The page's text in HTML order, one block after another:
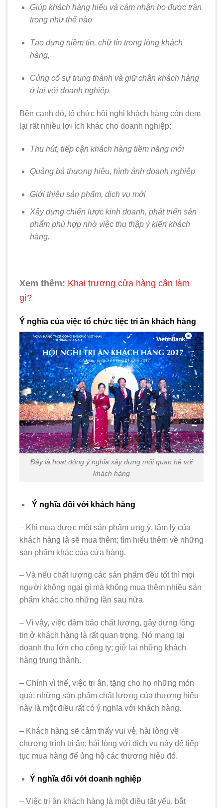
Giúp khách hàng hiểu và cảm nhận họ được trân
trọng như thế nào
Tạo dựng niềm tin, chữ tín trong lòng khách
hàng,
Củng cố sự trung thành và giữ chân khách hàng
ở lại với doanh nghiệp
Bên cạnh đó, tổ chức hội nghị khách hàng còn đem
lại rất nhiều lợi ích khác cho doanh nghiệp:
Thu hút, tiếp cận khách hàng tiềm năng mới
Quảng bá thương hiệu, hình ảnh doanh nghiệp
Giới thiệu sản phẩm, dịch vụ mới
Xây dựng chiến lược kinh doanh, phát triển sản
phẩm phù hợp nhờ việc thu thập ý kiến khách
hàng.
Xem thêm: Khai trương cửa hàng cần làm
gì?
Ý nghĩa của việc tổ chức tiệc tri ân khách hàng
Đây là hoạt động ý nghĩa xây dựng mối quan hệ với
khách hàng
Ý nghĩa đối với khách hàng
– Khi mua được một sản phẩm ưng ý, tâm lý của
khách hàng là sẽ mua thêm; tìm hiểu thêm về những
sản phẩm khác của cửa hàng.
– Và nếu chất lượng các sản phẩm đều tốt thì mọi
người không ngại gì mà không mua thêm nhiều sản
phẩm khác cho những lần sau nữa.
– Vì vậy, việc đảm bảo chất lượng, gây dựng lòng
tin ở khách hàng là rất quan trọng. Nó mang lại
doanh thu lớn cho công ty; giữ lại những khách
hàng trung thành.
– Chính vì thế, việc tri ân, tặng cho họ những món
quà; những sản phẩm chất lượng của thương hiệu
này là một điều rất có ý nghĩa với khách hàng.
– Khách hàng sẽ cảm thấy vui vẻ, hài lòng về
chương trình tri ân; hài lòng với dịch vụ này để tiếp
tục mua hàng để ủng hộ các thương hiệu đó.
Ý nghĩa đối với doanh nghiệp
– Việc tri ân khách hàng là một điều tất yếu, bắt